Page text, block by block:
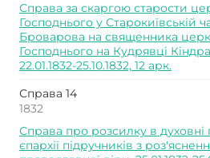
Справа за скаргою старости
Господнього у Старокиївській
Броварова на священника
Господнього на Кудрявці
22.01.1832-25.10.1832, 12 арк.
Справа 14
1832
Справа про розсилку в духовні
єпархії підручників з